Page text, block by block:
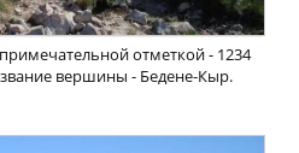
отметкой - 1234
вершины - Бедене-Кыр.